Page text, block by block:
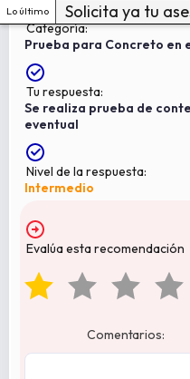
Lo último Solicita ya tu
Categoría:
Prueba para Concreto en
Tu respuesta:
Se realiza prueba de
eventual
Nivel de la respuesta:
Intermedio
Evalúa esta recomendación
Comentarios: